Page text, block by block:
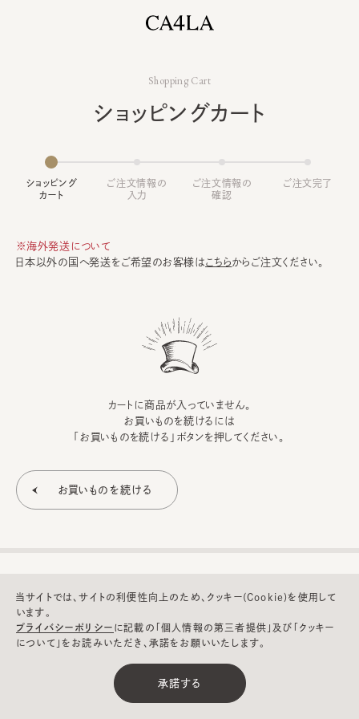
Shopping Cart
ショッピングカート
ショッピング
カート
ご注文情報の
入力
ご注文情報の
確認
ご注文完了
※海外発送について
日本以外の国へ発送をご希望のお客様はこちらからご注文ください。
カートに商品が入っていません。
お買いものを続けるには
「お買いものを続ける」ボタンを押してください。
©CA4LA INC. All Rights Reserved.
当サイトでは、サイトの利便性向上のため、クッキー(Cookie)を使用して
います。
プライバシーポリシー に記載の「個人情報の第三者提供」及び「クッキー
について」をお読みいただき、承諾をお願いいたします。
承諾する